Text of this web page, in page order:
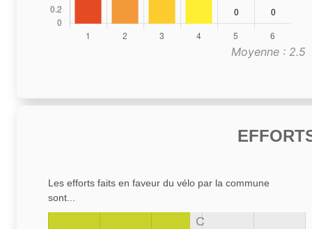
Moyenne : 2.5
Les efforts faits en faveur du vélo par la commune
sont...
C